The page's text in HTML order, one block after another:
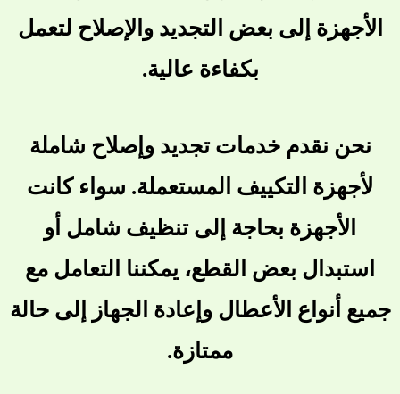
الأجهزة إلى بعض التجديد والإصلاح لتعمل
بكفاءة عالية.
نحن نقدم خدمات تجديد وإصلاح شاملة
لأجهزة التكييف المستعملة. سواء كانت
الأجهزة بحاجة إلى تنظيف شامل أو
استبدال بعض القطع، يمكننا التعامل مع
جميع أنواع الأعطال وإعادة الجهاز إلى حالة
ممتازة.